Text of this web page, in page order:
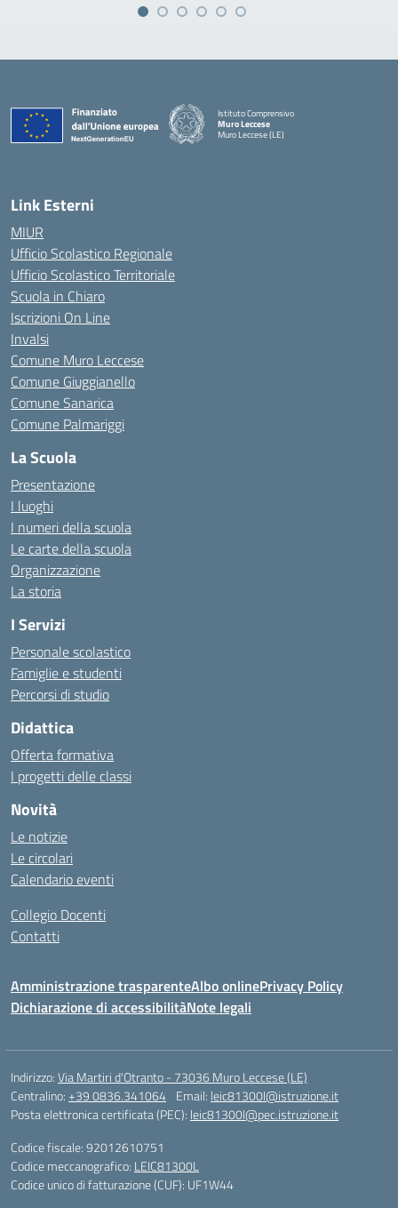
Istituto Comprensivo
Muro Leccese
Muro Leccese (LE)
Link Esterni
MIUR
Ufficio Scolastico Regionale
Ufficio Scolastico Territoriale
Scuola in Chiaro
Iscrizioni On Line
Invalsi
Comune Muro Leccese
Comune Giuggianello
Comune Sanarica
Comune Palmariggi
La Scuola
Presentazione
I luoghi
I numeri della scuola
Le carte della scuola
Organizzazione
La storia
I Servizi
Personale scolastico
Famiglie e studenti
Percorsi di studio
Didattica
Offerta formativa
I progetti delle classi
Novità
Le notizie
Le circolari
Calendario eventi
Collegio Docenti
Contatti
Amministrazione trasparenteAlbo onlinePrivacy Policy
Dichiarazione di accessibilitàNote legali
Indirizzo:Via Martiri d'Otranto - 73036 Muro Leccese (LE)
Centralino:+39 0836.341064 Email: leic81300l@istruzione.it
Posta elettronica certificata (PEC): leic81300l@pec.istruzione.it
Codice fiscale: 92012610751
Codice meccanografico: LEIC81300L
Codice unico di fatturazione (CUF): UF1W44